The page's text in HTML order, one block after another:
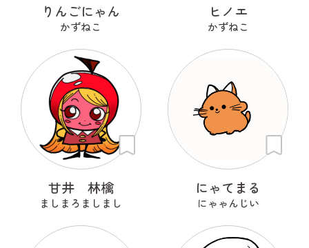
りんごにゃん
かずねこ
ヒノエ
かずねこ
甘井 林檎
ましまろましまし
にゃてまる
にゃゃんじい